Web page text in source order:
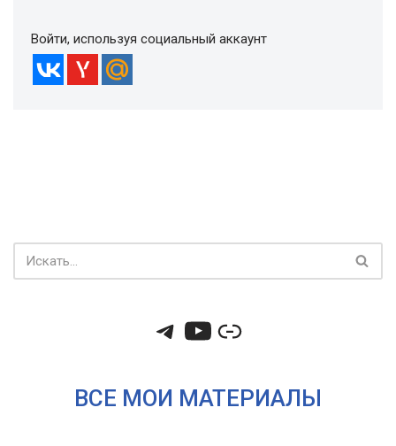
Войти, используя социальный аккаунт
ВСЕ МОИ МАТЕРИАЛЫ